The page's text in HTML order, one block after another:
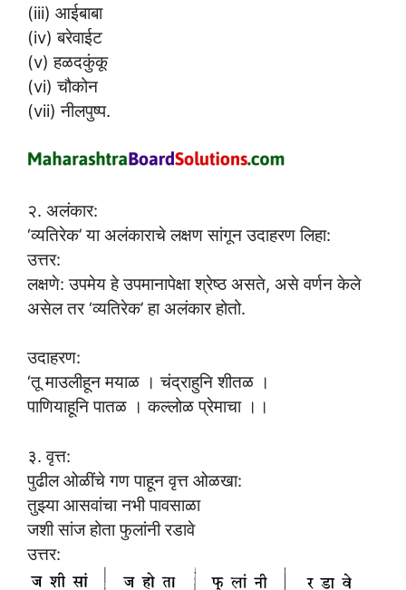
(iii) आईबाबा
(iv) बरेवाईट
(v) हळदकुंकू
(vi) चौकोन
(vii) नीलपुष्प.
२. अलंकार:
‘व्यतिरेक’ या अलंकाराचे लक्षण सांगून उदाहरण लिहा:
उत्तर:
लक्षणे: उपमेय हे उपमानापेक्षा श्रेष्ठ असते, असे वर्णन केले
असेल तर ‘व्यतिरेक’ हा अलंकार होतो.
उदाहरण:
‘तू माउलीहून मयाळ । चंद्राहुनि शीतळ ।
पाणियाहूनि पातळ । कल्लोळ प्रेमाचा ।।
३. वृत्त:
पुढील ओळींचे गण पाहून वृत्त ओळखा:
तुझ्या आसवांचा नभी पावसाळा
जशी सांज होता फुलांनी रडावे
उत्तर: